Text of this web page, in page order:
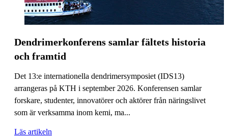
Dendrimerkonferens samlar fältets historia
och framtid
Det 13:e internationella dendrimersymposiet (IDS13)
arrangeras på KTH i september 2026. Konferensen samlar
forskare, studenter, innovatörer och aktörer från näringslivet
som är verksamma inom kemi, ma...
Läs artikeln